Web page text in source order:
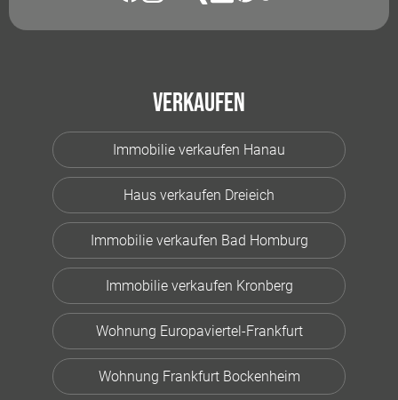
Verkaufen
Immobilie verkaufen Hanau
Haus verkaufen Dreieich
Immobilie verkaufen Bad Homburg
Immobilie verkaufen Kronberg
Wohnung Europaviertel-Frankfurt
Wohnung Frankfurt Bockenheim